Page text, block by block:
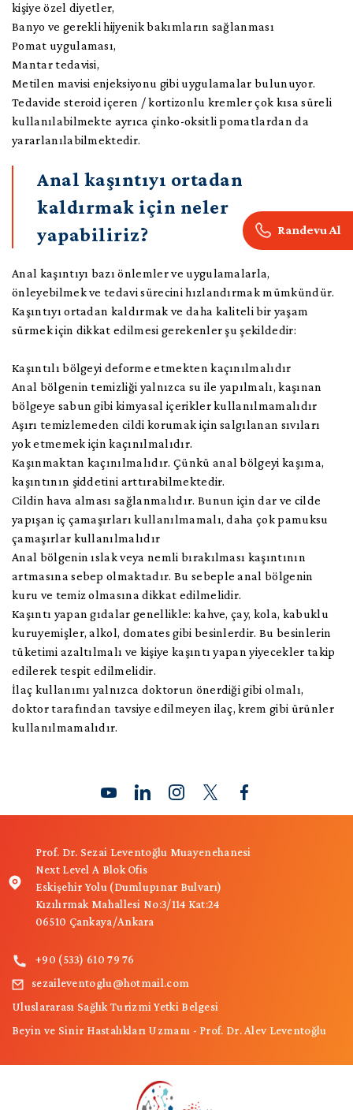
Randevu Al
kişiye özel diyetler,
Banyo ve gerekli hijyenik bakımların sağlanması
Pomat uygulaması,
Mantar tedavisi,
Metilen mavisi enjeksiyonu gibi uygulamalar bulunuyor.
Tedavide steroid içeren / kortizonlu kremler çok kısa süreli
kullanılabilmekte ayrıca çinko-oksitli pomatlardan da
yararlanılabilmektedir.
Anal kaşıntıyı ortadan
kaldırmak için neler
yapabiliriz?
Anal kaşıntıyı bazı önlemler ve uygulamalarla,
önleyebilmek ve tedavi sürecini hızlandırmak mümkündür.
Kaşıntıyı ortadan kaldırmak ve daha kaliteli bir yaşam
sürmek için dikkat edilmesi gerekenler şu şekildedir:
Kaşıntılı bölgeyi deforme etmekten kaçınılmalıdır
Anal bölgenin temizliği yalnızca su ile yapılmalı, kaşınan
bölgeye sabun gibi kimyasal içerikler kullanılmamalıdır
Aşırı temizlemeden cildi korumak için salgılanan sıvıları
yok etmemek için kaçınılmalıdır.
Kaşınmaktan kaçınılmalıdır. Çünkü anal bölgeyi kaşıma,
kaşıntının şiddetini arttırabilmektedir.
Cildin hava alması sağlanmalıdır. Bunun için dar ve cilde
yapışan iç çamaşırları kullanılmamalı, daha çok pamuksu
çamaşırlar kullanılmalıdır
Anal bölgenin ıslak veya nemli bırakılması kaşıntının
artmasına sebep olmaktadır. Bu sebeple anal bölgenin
kuru ve temiz olmasına dikkat edilmelidir.
Kaşıntı yapan gıdalar genellikle: kahve, çay, kola, kabuklu
kuruyemişler, alkol, domates gibi besinlerdir. Bu besinlerin
tüketimi azaltılmalı ve kişiye kaşıntı yapan yiyecekler takip
edilerek tespit edilmelidir.
İlaç kullanımı yalnızca doktorun önerdiği gibi olmalı,
doktor tarafından tavsiye edilmeyen ilaç, krem gibi ürünler
kullanılmamalıdır.
Prof. Dr. Sezai Leventoğlu Muayenehanesi
Next Level A Blok Ofis
Eskişehir Yolu (Dumlupınar Bulvarı)
Kızılırmak Mahallesi No:3/114 Kat:24
06510 Çankaya/Ankara
+90 (533) 610 79 76
sezaileventoglu@hotmail.com
Uluslararası Sağlık Turizmi Yetki Belgesi
Beyin ve Sinir Hastalıkları Uzmanı - Prof. Dr. Alev Leventoğlu